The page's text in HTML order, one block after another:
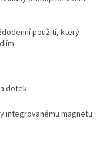
použití, který
dotek
integrovanému magnetu